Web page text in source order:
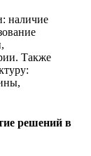
наличие
Также
решений в